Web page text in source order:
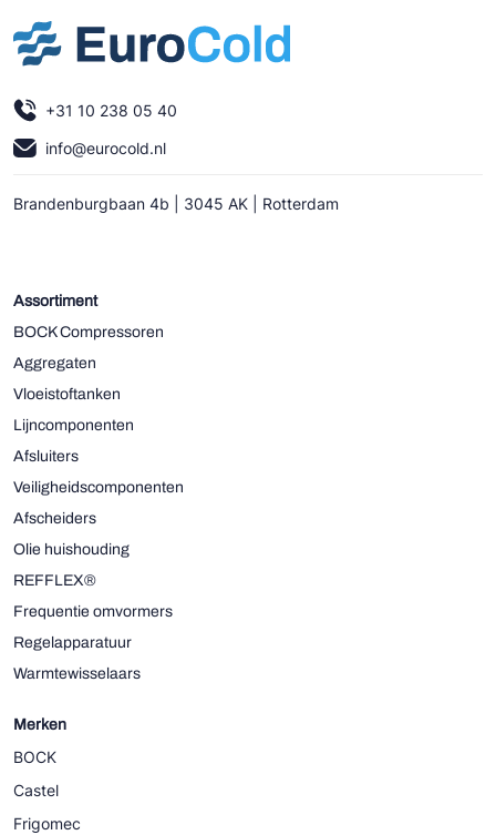
+31 10 238 05 40
info@eurocold.nl
Brandenburgbaan 4b | 3045 AK | Rotterdam
Assortiment
BOCK Compressoren
Aggregaten
Vloeistoftanken
Lijncomponenten
Afsluiters
Veiligheidscomponenten
Afscheiders
Olie huishouding
REFFLEX®
Frequentie omvormers
Regelapparatuur
Warmtewisselaars
Merken
BOCK
Castel
Frigomec